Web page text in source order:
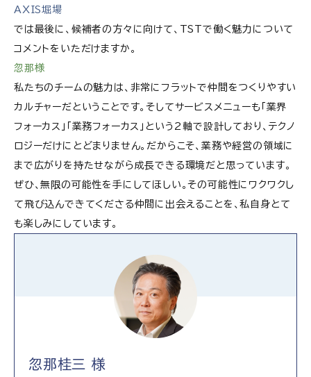
AXIS堀場
では最後に、候補者の方々に向けて、TSTで働く魅力について
コメントをいただけますか。
忽那様
私たちのチームの魅力は、非常にフラットで仲間をつくりやすい
カルチャーだということです。そしてサービスメニューも「業界
フォーカス」「業務フォーカス」という2軸で設計しており、テクノ
ロジーだけにとどまりません。だからこそ、業務や経営の領域に
まで広がりを持たせながら成長できる環境だと思っています。
ぜひ、無限の可能性を手にしてほしい。その可能性にワクワクし
て飛び込んできてくださる仲間に出会えることを、私自身とて
も楽しみにしています。
忽那桂三 様